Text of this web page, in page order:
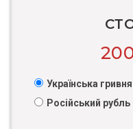
Українська гривня
Російський рубль